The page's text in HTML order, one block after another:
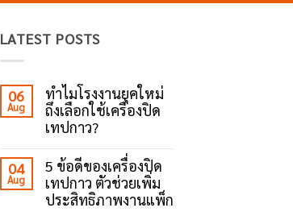
LATEST POSTS
06
Aug
ทำไมโรงงานยุคใหม่
ถึงเลือกใช้เครื่องปิด
เทปกาว?
Comments
on
ทำไม
โรงงาน
ยุค
04
Aug
5 ข้อดีของเครื่องปิด
เทปกาว ตัวช่วยเพิ่ม
ประสิทธิภาพงานแพ็ก